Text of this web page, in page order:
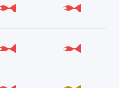
Слабо Слабо
Слабо Слабо